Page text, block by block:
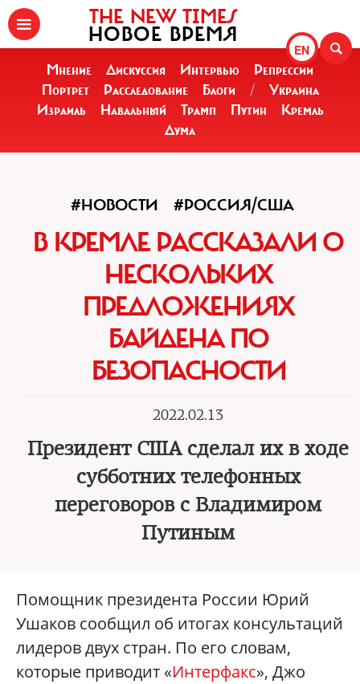
EN
THE NEW TIMES
НОВОЕ ВРЕМЯ
Мнение Дискуссия Интервью
Репрессии
Портрет
Расследование Блоги /
Украина
Израиль
Навальный Трамп Путин
Кремль
Дума
#НОВОСТИ #РОССИЯ/США
В КРЕМЛЕ РАССКАЗАЛИ О
НЕСКОЛЬКИХ
ПРЕДЛОЖЕНИЯХ
БАЙДЕНА ПО
БЕЗОПАСНОСТИ
2022.02.13
Президент США сделал их в ходе
субботних телефонных
переговоров с Владимиром
Путиным
Помощник президента России Юрий
Ушаков сообщил об итогах консультаций
лидеров двух стран. По его словам,
которые приводит «Интерфакс», Джо